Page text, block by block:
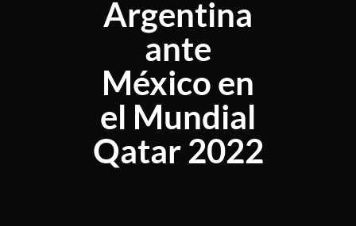
Argentina
ante
México en
el Mundial
Qatar 2022